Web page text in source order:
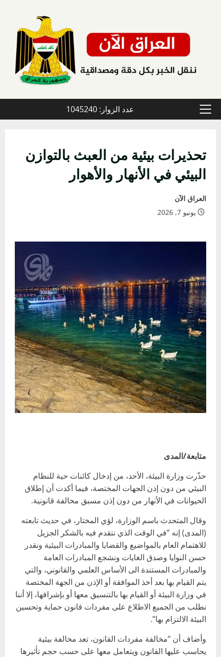
القائمة
عدد الزوار: 1045240
تحذيرات بيئية من العبث بالتوازن
البيئي في الأنهار والأهوار
العراق الآن
يونيو 7, 2026
متابعة/المدى
حذّرت وزارة البيئة، الأحد، من إدخال كائنات حية للنظام
البيئي من دون إذن الجهات المختصة، فيما أكدت أن إطلاق
الحيوانات في الأنهار من دون إذن مسبق مخالفة قانونية.
وقال المتحدث باسم الوزارة، لؤي المختار، في حديث تابعته
(المدى) إنه “في الوقت الذي نتقدم فيه بالشكر الجزيل
للاهتمام العام بالمواضيع والقضايا والمبادرات البيئية ونقدر
حسن النوايا وصدق الغايات ونشجع المبادرات العامة
والمبادرات المستندة الى الأساس العلمي والقانوني، والتي
يتم القيام بها بعد أخذ الموافقة أو الإذن من الجهة المختصة
في وزارة البيئة أو القيام بها بالتنسيق معها أو بإشرافها، إلا أننا
نطلب من الجميع الاطلاع على مفردات قانون حماية وتحسين
البيئة الالتزام بها”.
وأضاف أن “مخالفة مفردات القانون، تعد مخالفة بيئية
يحاسب عليها القانون ويتعامل معها على حسب حجم تأثيرها